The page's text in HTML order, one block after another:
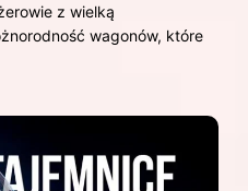
z wielką
wagonów, które